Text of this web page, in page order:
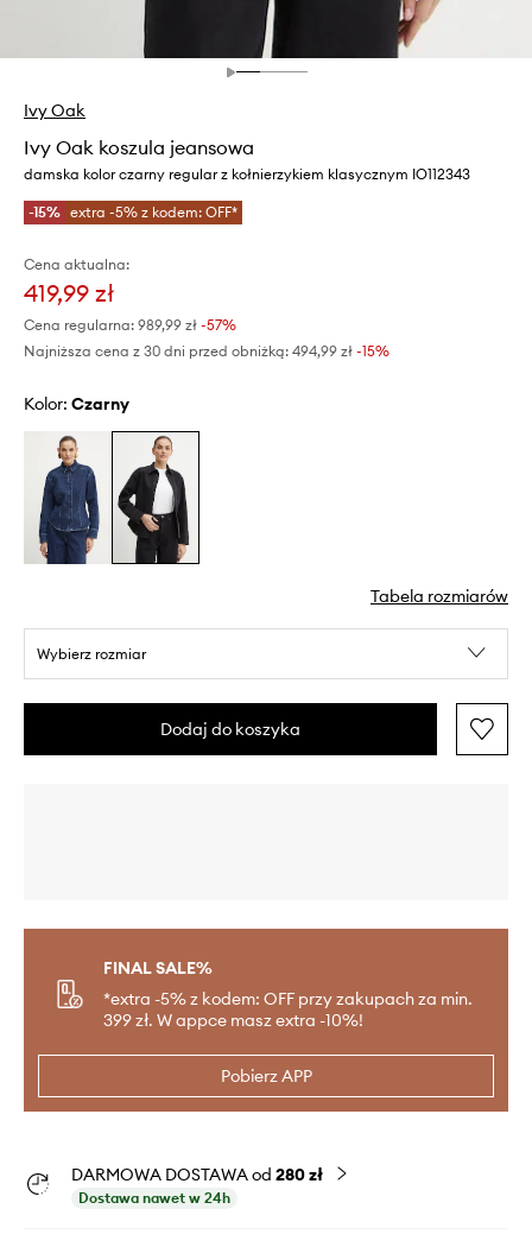
Ivy Oak
Ivy Oak koszula jeansowa
damska kolor czarny regular z kołnierzykiem klasycznym IO112343
-15% extra -5% z kodem: OFF*
Cena aktualna:
419,99 zł
Cena regularna: 989,99 zł -57%
Najniższa cena z 30 dni przed obniżką: 494,99 zł -15%
Kolor: czarny
Tabela rozmiarów
Wybierz rozmiar
Dodaj do koszyka
FINAL SALE%
*extra -5% z kodem: OFF przy zakupach za min.
399 zł. W appce masz extra -10%!
Pobierz APP
DARMOWA DOSTAWA od 280 zł
Dostawa nawet w 24h